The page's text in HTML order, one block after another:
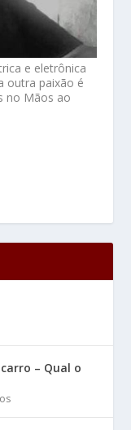
e eletrônica
outra paixão é
no Mãos ao
– Qual o